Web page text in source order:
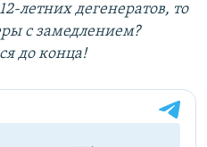
летних дегенератов, то
с замедлением?
до конца!